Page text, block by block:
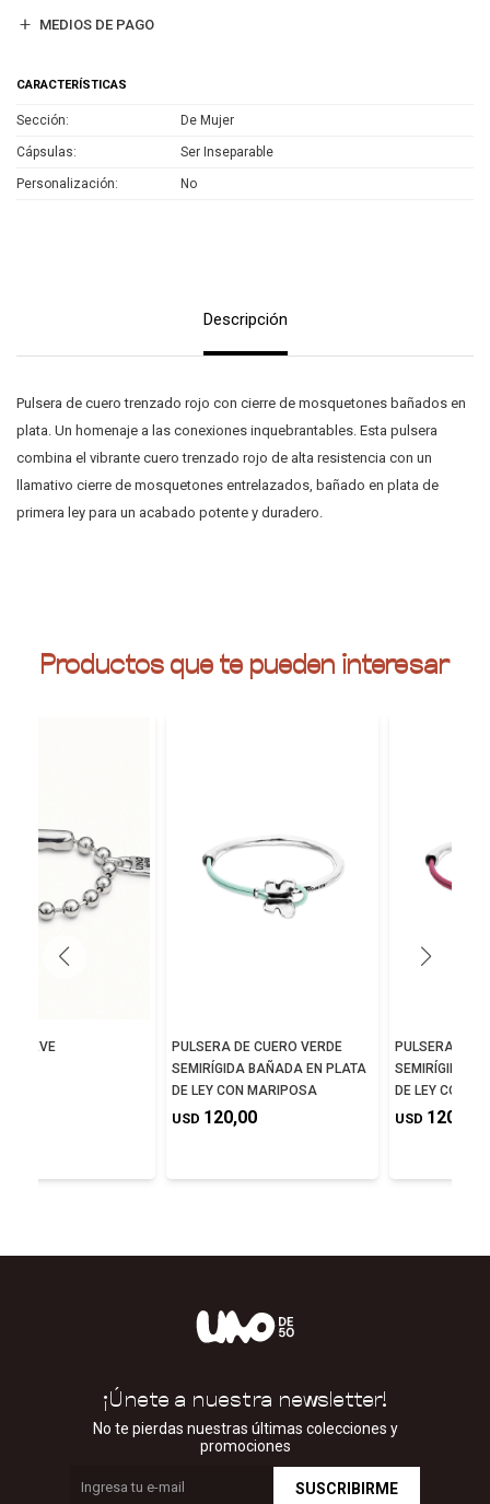
MEDIOS DE PAGO
CARACTERÍSTICAS
Sección De Mujer
Cápsulas Ser Inseparable
Personalización No
Descripción
Pulsera de cuero trenzado rojo con cierre de mosquetones bañados en
plata. Un homenaje a las conexiones inquebrantables. Esta pulsera
combina el vibrante cuero trenzado rojo de alta resistencia con un
llamativo cierre de mosquetones entrelazados, bañado en plata de
primera ley para un acabado potente y duradero.
Productos que te pueden interesar
NIEVE
PULSERA DE CUERO VERDE
SEMIRÍGIDA BAÑADA EN PLATA
DE LEY CON MARIPOSA
USD 120,00
PULSERA DE
SEMIRÍGIDA
DE LEY CON
USD 120,00
¡Únete a nuestra newsletter!
No te pierdas nuestras últimas colecciones y
promociones
SUSCRIBIRME